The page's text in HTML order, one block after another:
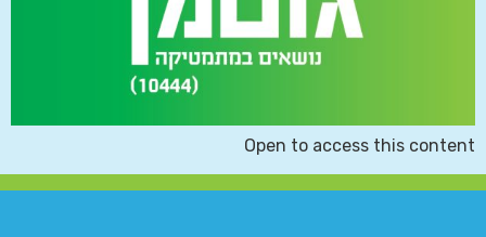
Open to access this content